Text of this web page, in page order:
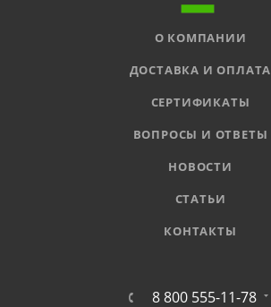
О КОМПАНИИ
ДОСТАВКА И ОПЛАТА
СЕРТИФИКАТЫ
ВОПРОСЫ И ОТВЕТЫ
НОВОСТИ
СТАТЬИ
КОНТАКТЫ
8 800 555-11-78